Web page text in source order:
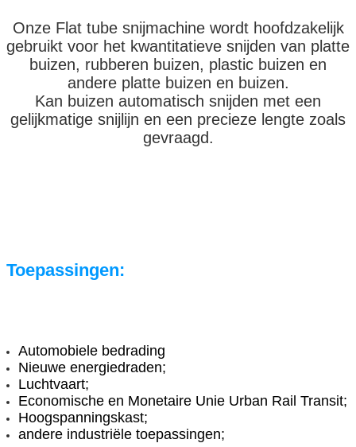
Onze Flat tube snijmachine wordt hoofdzakelijk
gebruikt voor het kwantitatieve snijden van platte
buizen, rubberen buizen, plastic buizen en
andere platte buizen en buizen.
Kan buizen automatisch snijden met een
gelijkmatige snijlijn en een precieze lengte zoals
gevraagd.
Toepassingen:
Automobiele bedrading
Nieuwe energiedraden;
Luchtvaart;
Economische en Monetaire Unie Urban Rail Transit;
Hoogspanningskast;
andere industriële toepassingen;